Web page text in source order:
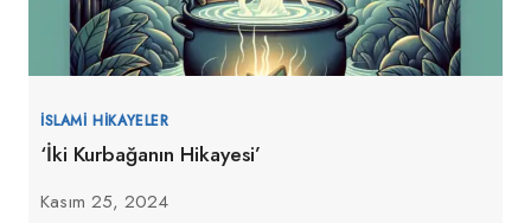
İSLAMI HIKAYELER
‘İki Kurbağanın Hikayesi’
Kasım 25, 2024